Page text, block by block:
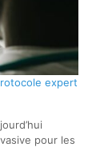
expert
pour les